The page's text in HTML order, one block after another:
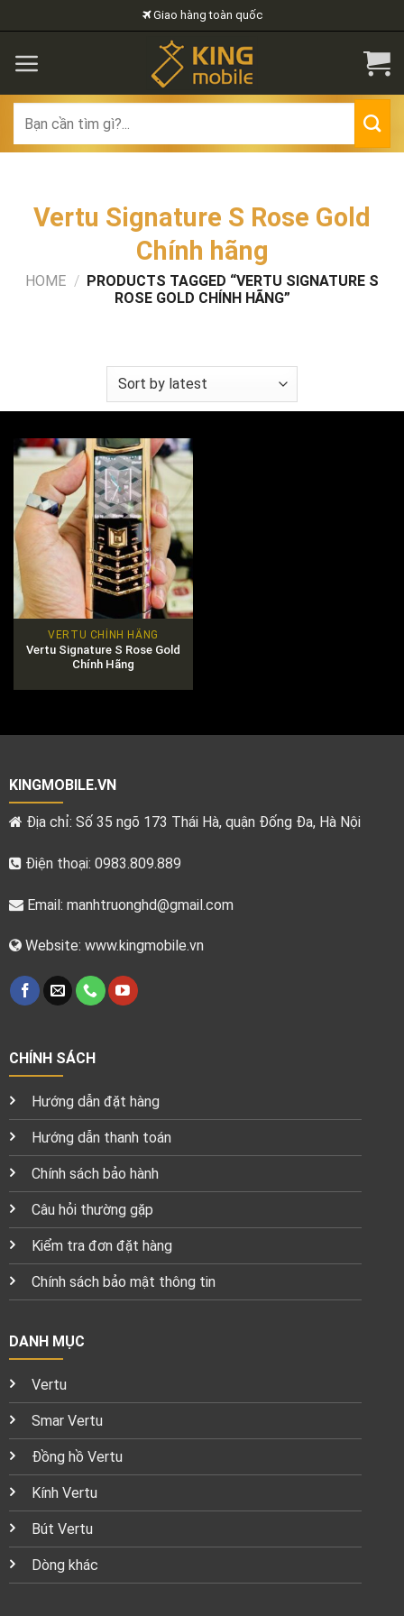
to
content
Giao hàng toàn quốc
for:
Vertu Signature S Rose Gold
Chính hãng
HOME / PRODUCTS TAGGED “VERTU SIGNATURE S
ROSE GOLD CHÍNH HÃNG”
VERTU CHÍNH HÃNG
Vertu Signature S Rose Gold
Chính Hãng
KINGMOBILE.VN
Địa chỉ: Số 35 ngõ 173 Thái Hà, quận Đống Đa, Hà Nội
Điện thoại: 0983.809.889
Email: manhtruonghd@gmail.com
Website: www.kingmobile.vn
CHÍNH SÁCH
Hướng dẫn đặt hàng
Hướng dẫn thanh toán
Chính sách bảo hành
Câu hỏi thường gặp
Kiểm tra đơn đặt hàng
Chính sách bảo mật thông tin
DANH MỤC
Vertu
Smar Vertu
Đồng hồ Vertu
Kính Vertu
Bút Vertu
Dòng khác